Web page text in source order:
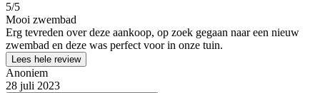
5/5
Mooi zwembad
Erg tevreden over deze aankoop, op zoek gegaan naar een nieuw
zwembad en deze was perfect voor in onze tuin.
Lees hele review
Anoniem
28 juli 2023